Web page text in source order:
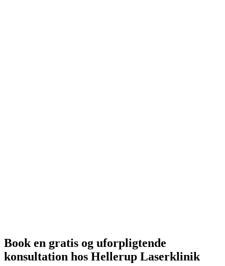
Book en gratis og uforpligtende
konsultation hos Hellerup Laserklinik